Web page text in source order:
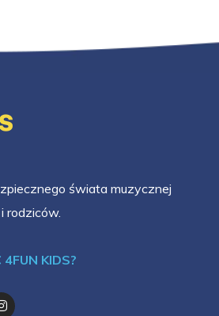
świata muzycznej
rodziców.
KIDS?